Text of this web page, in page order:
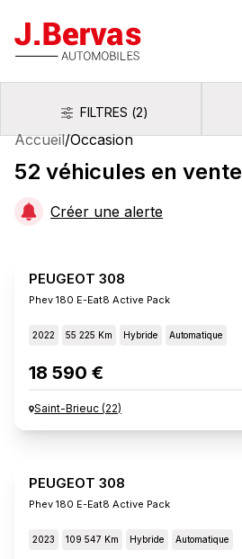
J.Bervas
FiltresFILTRES (2)
Accueil/Occasion
52 véhicules en vente
Créer une alerte
PEUGEOT 308
Phev 180 E-Eat8 Active Pack
2022 55 225 Km Hybride Automatique
18 590 €
Saint-Brieuc (22)
PEUGEOT 308
Phev 180 E-Eat8 Active Pack
2023 109 547 Km Hybride Automatique